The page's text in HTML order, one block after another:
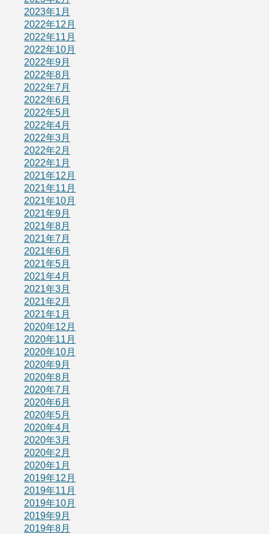
2023年1月
2022年12月
2022年11月
2022年10月
2022年9月
2022年8月
2022年7月
2022年6月
2022年5月
2022年4月
2022年3月
2022年2月
2022年1月
2021年12月
2021年11月
2021年10月
2021年9月
2021年8月
2021年7月
2021年6月
2021年5月
2021年4月
2021年3月
2021年2月
2021年1月
2020年12月
2020年11月
2020年10月
2020年9月
2020年8月
2020年7月
2020年6月
2020年5月
2020年4月
2020年3月
2020年2月
2020年1月
2019年12月
2019年11月
2019年10月
2019年9月
2019年8月